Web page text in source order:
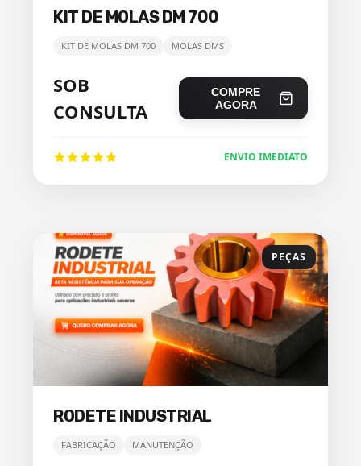
KIT DE MOLAS DM 700
KIT DE MOLAS DM 700 MOLAS DMS
SOB
CONSULTA
COMPRE
AGORA
ENVIO IMEDIATO
PEÇAS
RODETE INDUSTRIAL
FABRICAÇÃO MANUTENÇÃO